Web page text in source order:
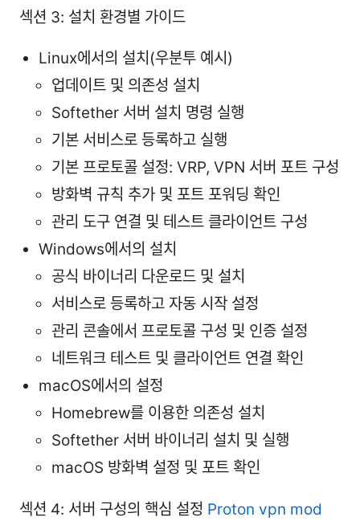
섹션 3: 설치 환경별 가이드
Linux에서의 설치(우분투 예시)
업데이트 및 의존성 설치
Softether 서버 설치 명령 실행
기본 서비스로 등록하고 실행
기본 프로토콜 설정: VRP, VPN 서버 포트 구성
방화벽 규칙 추가 및 포트 포워딩 확인
관리 도구 연결 및 테스트 클라이언트 구성
Windows에서의 설치
공식 바이너리 다운로드 및 설치
서비스로 등록하고 자동 시작 설정
관리 콘솔에서 프로토콜 구성 및 인증 설정
네트워크 테스트 및 클라이언트 연결 확인
macOS에서의 설정
Homebrew를 이용한 의존성 설치
Softether 서버 바이너리 설치 및 실행
macOS 방화벽 설정 및 포트 확인
섹션 4: 서버 구성의 핵심 설정 Proton vpn mod